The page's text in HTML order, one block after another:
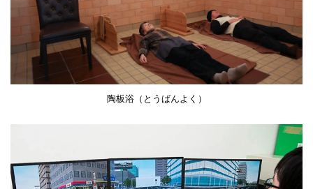
陶板浴（とうばんよく）